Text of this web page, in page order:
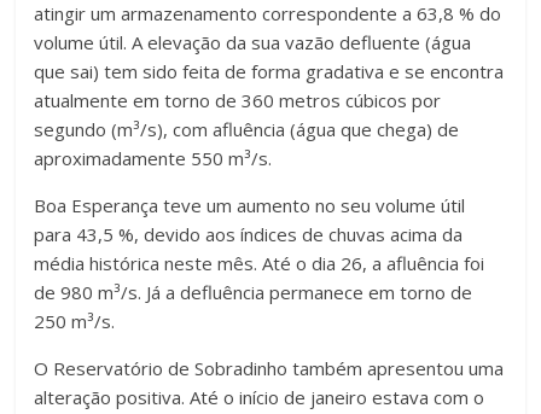
atingir um armazenamento correspondente a 63,8 % do
volume útil. A elevação da sua vazão defluente (água
que sai) tem sido feita de forma gradativa e se encontra
atualmente em torno de 360 metros cúbicos por
segundo (m³/s), com afluência (água que chega) de
aproximadamente 550 m³/s.
Boa Esperança teve um aumento no seu volume útil
para 43,5 %, devido aos índices de chuvas acima da
média histórica neste mês. Até o dia 26, a afluência foi
de 980 m³/s. Já a defluência permanece em torno de
250 m³/s.
O Reservatório de Sobradinho também apresentou uma
alteração positiva. Até o início de janeiro estava com o